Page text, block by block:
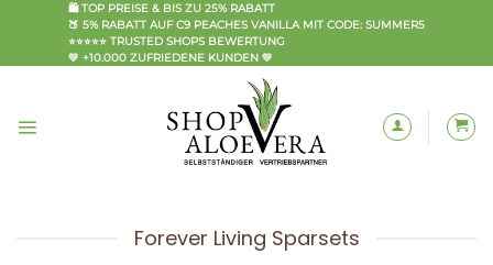
🛍️ TOP PREISE & BIS ZU 25% RABATT
🍑 5% RABATT AUF C9 PEACHES VANILLA MIT CODE: SUMMER5
⭐⭐⭐⭐⭐ TRUSTED SHOPS BEWERTUNG
💛 +10.000 ZUFRIEDENE KUNDEN 💛
Forever Living Sparsets